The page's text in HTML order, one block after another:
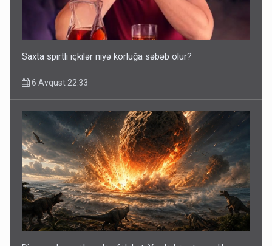
Saxta spirtli içkilər niyə korluğa səbəb olur?
6 Avqust 22:33